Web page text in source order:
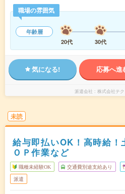
職場の雰囲気
年齢層
20代
30代
気になる! 応募へ進
派遣会社 株式会社テ
未読
給与即払いOK！高時給！
ＯＰ作業など
職種未経験OK 交通費別途支給あり
派遣